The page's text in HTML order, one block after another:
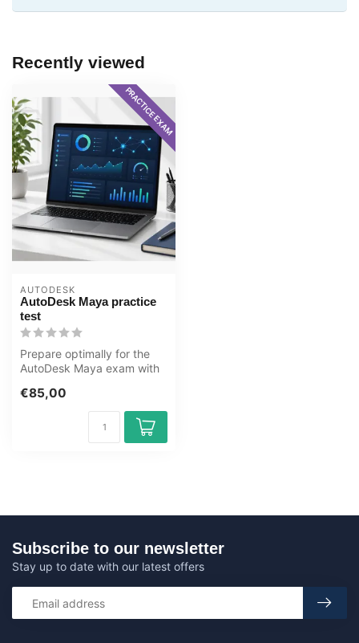
Recently viewed
PRACTICE EXAM
AUTODESK
AutoDesk Maya practice
test
Prepare optimally for the
AutoDesk Maya exam with
from...
€85,00
Subscribe to our newsletter
Stay up to date with our latest offers